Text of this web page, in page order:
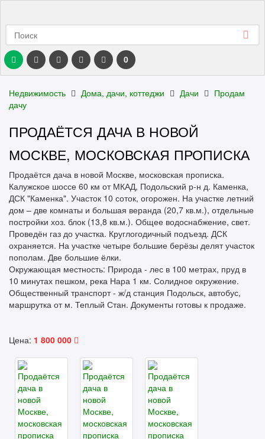
0
Недвижимость Дома, дачи, коттеджи Дачи
Продам
дачу
ПРОДАЁТСЯ ДАЧА В НОВОЙ
МОСКВЕ, МОСКОВСКАЯ ПРОПИСКА
Продаётся дача в новой Москве, московская прописка.
Калужское шоссе 60 км от МКАД, Подольский р-н д. Каменка,
ДСК "Каменка". Участок 10 соток, огорожен. На участке летний
дом – две комнаты и большая веранда (20,7 кв.м.), отдельные
постройки хоз. блок (13,8 кв.м.). Общее водоснабжение, свет.
Проведён газ до участка. Круглогодичный подъезд. ДСК
охраняется. На участке четыре большие берёзы делят участок
пополам. Две большие ёлки.
Окружающая местность: Природа - лес в 100 метрах, пруд в
10 минутах пешком, река Нара 1 км. Солидное окружение.
Общественный транспорт - ж/д станция Подольск, автобус,
маршрутка от м. Теплый Стан. Документы готовы к продаже.
Цена: 1 800 000